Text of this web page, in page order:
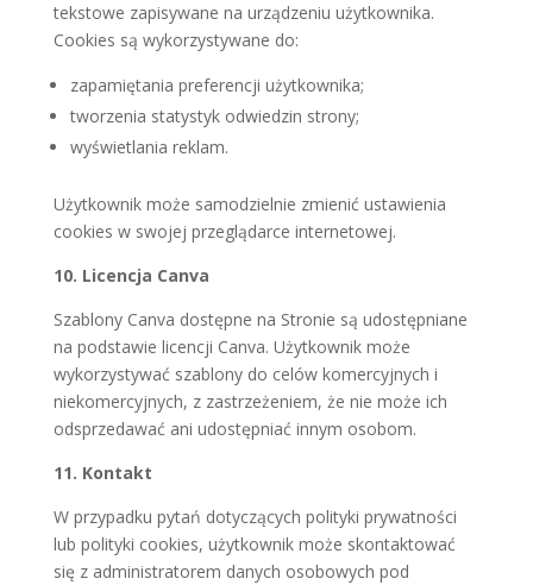
tekstowe zapisywane na urządzeniu użytkownika.
Cookies są wykorzystywane do:
zapamiętania preferencji użytkownika;
tworzenia statystyk odwiedzin strony;
wyświetlania reklam.
Użytkownik może samodzielnie zmienić ustawienia
cookies w swojej przeglądarce internetowej.
10. Licencja Canva
Szablony Canva dostępne na Stronie są udostępniane
na podstawie licencji Canva. Użytkownik może
wykorzystywać szablony do celów komercyjnych i
niekomercyjnych, z zastrzeżeniem, że nie może ich
odsprzedawać ani udostępniać innym osobom.
11. Kontakt
W przypadku pytań dotyczących polityki prywatności
lub polityki cookies, użytkownik może skontaktować
się z administratorem danych osobowych pod